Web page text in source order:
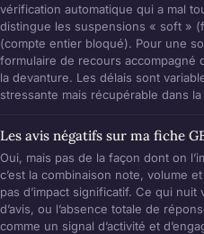
vérification automatique qui a mal
distingue les suspensions « soft »
(compte entier bloqué). Pour une
formulaire de recours accompagné
la devanture. Les délais sont
stressante mais récupérable dans
Les avis négatifs sur ma fiche
Oui, mais pas de la façon dont on
c’est la combinaison note, volume
pas d’impact significatif. Ce qui
d’avis, ou l’absence totale de
comme un signal d’activité et